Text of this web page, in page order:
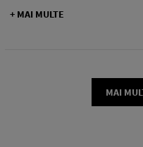
+ MAI MULTE
MAI